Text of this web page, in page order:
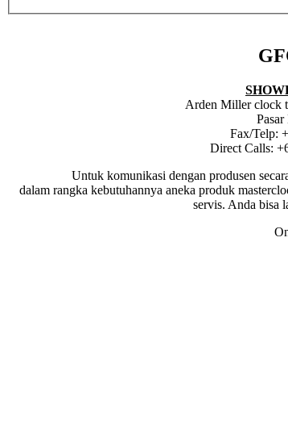
Arden Miller clock
Fax/Telp:
Direct Calls:
Untuk komunikasi dengan produsen
dalam rangka kebutuhannya aneka produk
servis. Anda bisa